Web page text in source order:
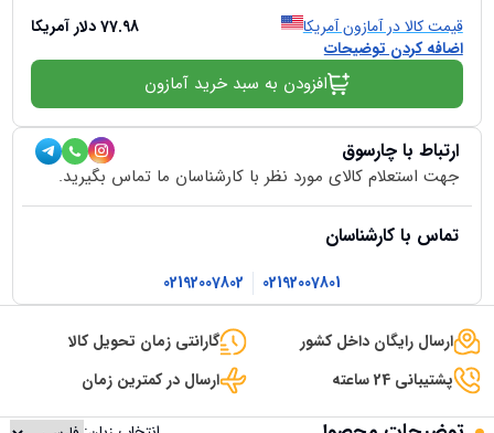
قیمت کالا در آمازون آمریکا 77.98دلار آمریکا
اضافه کردن توضیحات
افزودن به سبد خرید آمازون
ارتباط با چارسوق
جهت استعلام کالای مورد نظر با کارشناسان ما تماس بگیرید.
تماس با کارشناسان
02192007801
02192007802
ارسال رایگان داخل کشور
گارانتی زمان تحویل کالا
پشتیبانی 24 ساعته
ارسال در کمترین زمان